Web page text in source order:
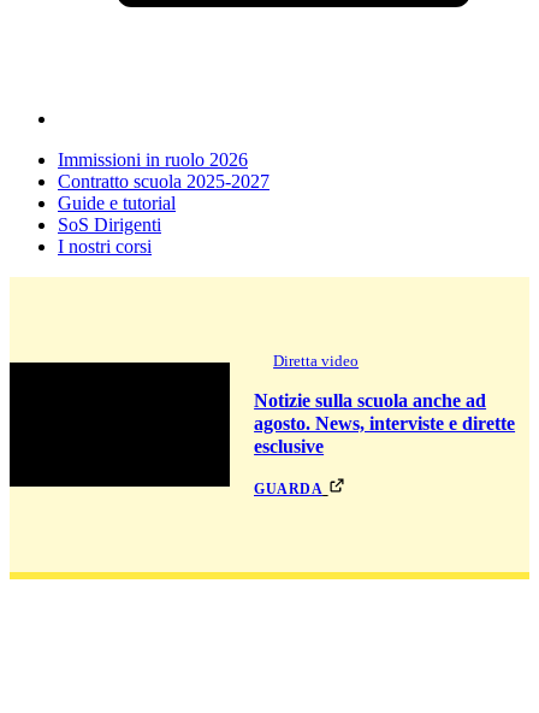
Immissioni in ruolo 2026
Contratto scuola 2025-2027
Guide e tutorial
SoS Dirigenti
I nostri corsi
Diretta video
Notizie sulla scuola anche ad
agosto. News, interviste e dirette
esclusive
guarda